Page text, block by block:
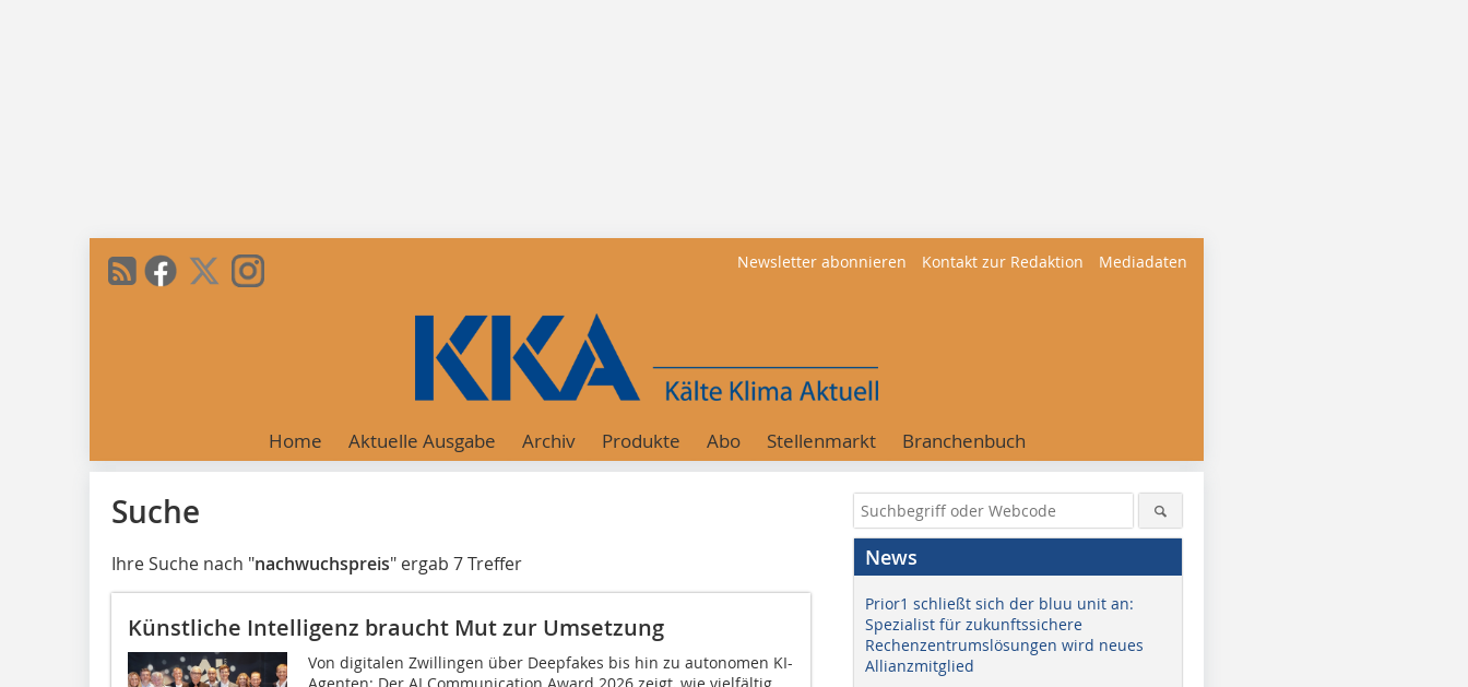
Newsletter abonnieren Kontakt zur Redaktion Mediadaten
Home Aktuelle Ausgabe Archiv Produkte Abo Stellenmarkt Branchenbuch
Suche
Ihre Suche nach "nachwuchspreis" ergab 7 Treffer
Künstliche Intelligenz braucht Mut zur Umsetzung
Von digitalen Zwillingen über Deepfakes bis hin zu autonomen KI-
News
Prior1 schließt sich der bluu unit an:
Spezialist für zukunftssichere
Rechenzentrumslösungen wird neues
Allianzmitglied